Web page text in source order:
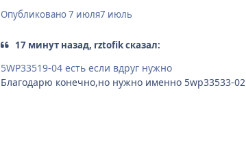
Опубликовано7 июля7 июль
17 минут назад, rztofik сказал:
5WP33519-04 есть если вдруг нужно
Благодарю конечно,но нужно именно 5wp33533-02